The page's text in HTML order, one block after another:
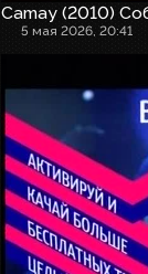
Camay (2010)
5 мая 2026, 20:41